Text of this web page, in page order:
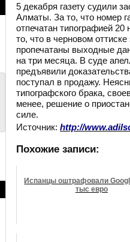
5 декабря газету судили
Алматы. За то, что номер
отпечатан типографией
то, что в черновом
пропечатаны выходные
на три месяца. В суде
предъявили
поступал в продажу.
типографского брака,
менее, решение о
силе.
Источник: http://
Похожие записи:
Испанцы оштрафовали
тыс евро